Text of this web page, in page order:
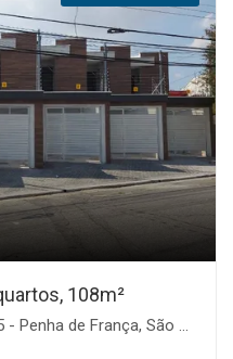
108m²
de França, São Paulo-SP